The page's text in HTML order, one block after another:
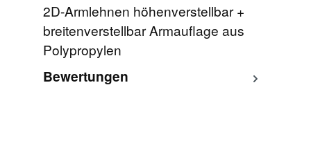
2D-Armlehnen höhenverstellbar +
breitenverstellbar Armauflage aus
Polypropylen
Bewertungen